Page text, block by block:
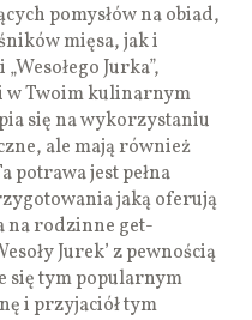
pomysłów na obiad,
mięsa, jak i
Jurka”,
w Twoim kulinarnym
się na wykorzystaniu
ale mają również
potrawa jest pełna
jaką oferują
na rodzinne get-
Jurek’ z pewnością
się tym popularnym
i przyjaciół tym